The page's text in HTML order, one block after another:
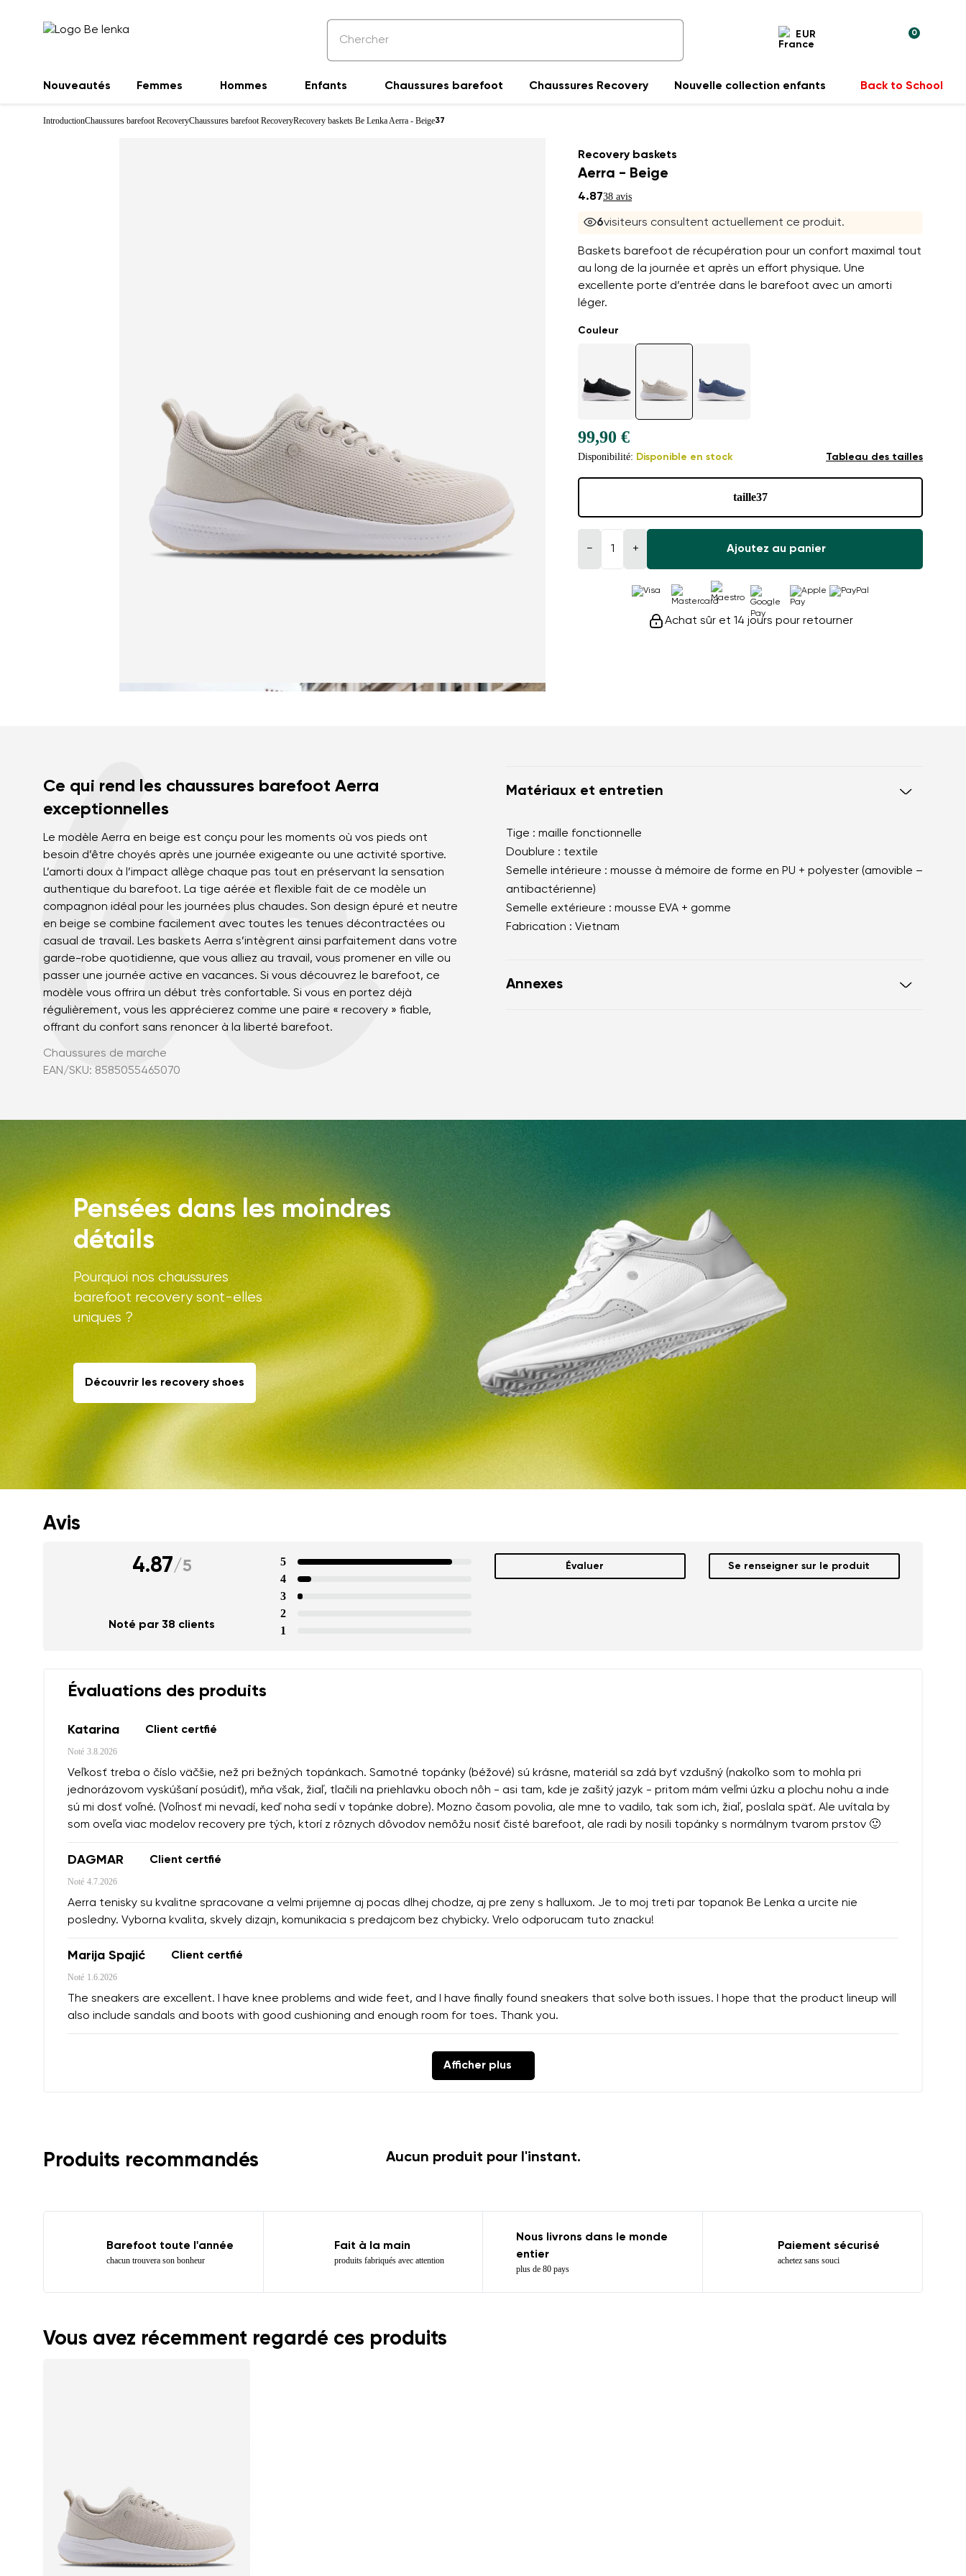
EUR 0
Nouveautés Femmes Hommes Enfants Chaussures barefoot Chaussures Recovery Nouvelle collection enfants Back to School
IntroductionChaussures barefoot RecoveryChaussures barefoot RecoveryRecovery baskets Be Lenka Aerra - Beige37
Recovery baskets
Aerra - Beige
4.8738 avis
5visiteurs consultent actuellement ce produit.
Baskets barefoot de récupération pour un confort maximal tout
au long de la journée et après un effort physique. Une
excellente porte d’entrée dans le barefoot avec un amorti
léger.
Couleur
99,90 €
Disponibilité: Disponible en stock Tableau des tailles
taille37
− + Ajoutez au panier
Achat sûr et 14 jours pour retourner
Ce qui rend les chaussures barefoot Aerra
exceptionnelles
Le modèle Aerra en beige est conçu pour les moments où vos pieds ont
besoin d’être choyés après une journée exigeante ou une activité sportive.
L’amorti doux à l’impact allège chaque pas tout en préservant la sensation
authentique du barefoot. La tige aérée et flexible fait de ce modèle un
compagnon idéal pour les journées plus chaudes. Son design épuré et neutre
en beige se combine facilement avec toutes les tenues décontractées ou
casual de travail. Les baskets Aerra s’intègrent ainsi parfaitement dans votre
garde-robe quotidienne, que vous alliez au travail, vous promener en ville ou
passer une journée active en vacances. Si vous découvrez le barefoot, ce
modèle vous offrira un début très confortable. Si vous en portez déjà
régulièrement, vous les apprécierez comme une paire « recovery » fiable,
offrant du confort sans renoncer à la liberté barefoot.
Chaussures de marche
EAN/SKU: 8585055465070
Matériaux et entretien
Tige : maille fonctionnelle
Doublure : textile
Semelle intérieure : mousse à mémoire de forme en PU + polyester (amovible –
antibactérienne)
Semelle extérieure : mousse EVA + gomme
Fabrication : Vietnam
Annexes
Pensées dans les moindres
détails
Pourquoi nos chaussures
barefoot recovery sont-elles
uniques ?
Découvrir les recovery shoes
Votre prénom et nom Votre adresse mail
Question
J'accepte qu'on traite mes coordonnées saisies dans les termes
Avis
4.87/5
Noté par 38 clients
5
4
3
2
1
Évaluer Se renseigner sur le produit
Évaluations des produits
Katarina Client certfié
Noté 3.8.2026
Veľkosť treba o číslo väčšie, než pri bežných topánkach. Samotné topánky (béžové) sú krásne, materiál sa zdá byť vzdušný (nakoľko som to mohla pri
jednorázovom vyskúšaní posúdiť), mňa však, žiaľ, tlačili na priehlavku oboch nôh - asi tam, kde je zašitý jazyk - pritom mám veľmi úzku a plochu nohu a inde
sú mi dosť voľné. (Voľnosť mi nevadí, keď noha sedí v topánke dobre). Mozno časom povolia, ale mne to vadilo, tak som ich, žiaľ, poslala späť. Ale uvítala by
som oveľa viac modelov recovery pre tých, ktorí z rôznych dôvodov nemôžu nosiť čisté barefoot, ale radi by nosili topánky s normálnym tvarom prstov 🙂
DAGMAR Client certfié
Noté 4.7.2026
Aerra tenisky su kvalitne spracovane a velmi prijemne aj pocas dlhej chodze, aj pre zeny s halluxom. Je to moj treti par topanok Be Lenka a urcite nie
posledny. Vyborna kvalita, skvely dizajn, komunikacia s predajcom bez chybicky. Vrelo odporucam tuto znacku!
Marija Spajić Client certfié
Noté 1.6.2026
The sneakers are excellent. I have knee problems and wide feet, and I have finally found sneakers that solve both issues. I hope that the product lineup will
also include sandals and boots with good cushioning and enough room for toes. Thank you.
Afficher plus
Votre prénom
Commentaire écrit
Évaluation
Évaluer
Produits recommandés Aucun produit pour l'instant.
Barefoot toute l'année
chacun trouvera son bonheur
Fait à la main
produits fabriqués avec attention
Nous livrons dans le monde
entier
plus de 80 pays
Paiement sécurisé
achetez sans souci
Vous avez récemment regardé ces produits